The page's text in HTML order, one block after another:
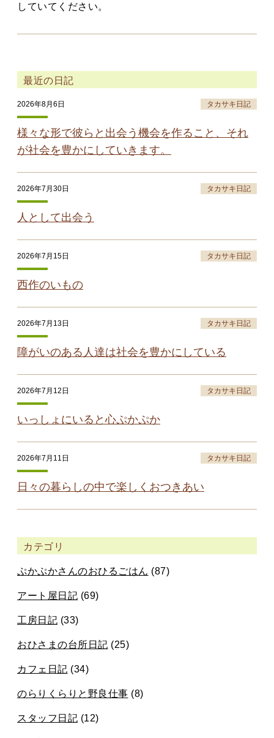
していてください。
最近の日記
2026年8月6日 タカサキ日記
様々な形で彼らと出会う機会を作ること、それ
が社会を豊かにしていきます。
2026年7月30日 タカサキ日記
人として出会う
2026年7月15日 タカサキ日記
西作のいもの
2026年7月13日 タカサキ日記
障がいのある人達は社会を豊かにしている
2026年7月12日 タカサキ日記
いっしょにいると心ぷかぷか
2026年7月11日 タカサキ日記
日々の暮らしの中で楽しくおつきあい
カテゴリ
ぷかぷかさんのおひるごはん (87)
アート屋日記 (69)
工房日記 (33)
おひさまの台所日記 (25)
カフェ日記 (34)
のらりくらりと野良仕事 (8)
スタッフ日記 (12)